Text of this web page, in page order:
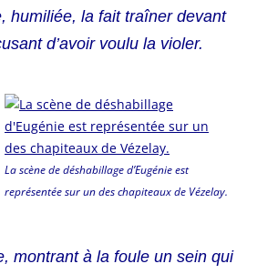
humiliée, la fait traîner devant
d’avoir voulu la violer.
La scène de déshabillage d’Eugénie est
représentée sur un des chapiteaux de Vézelay.
montrant à la foule un sein qui